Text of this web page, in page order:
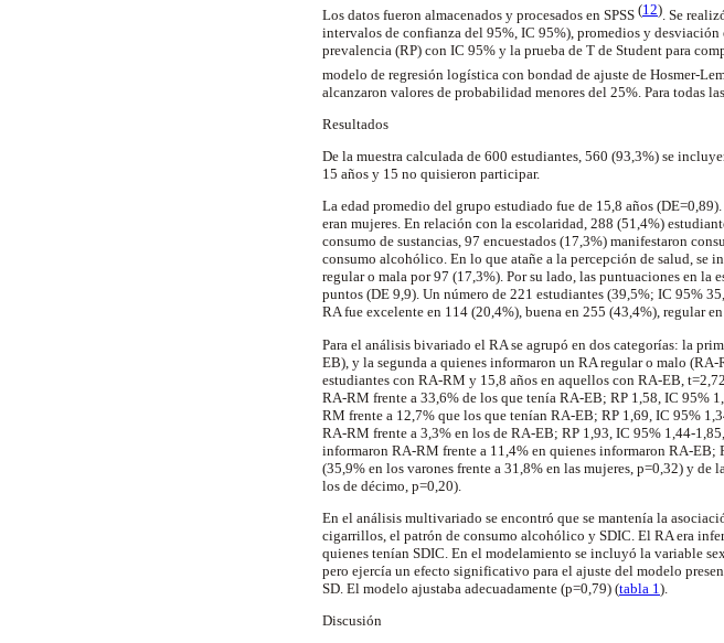
Los datos fueron almacenados y procesados en SPSS (12). Se
intervalos de confianza del 95%, IC 95%), promedios y
prevalencia (RP) con IC 95% y la prueba de T de Student para
modelo de regresión logística con bondad de ajuste de Hosmer-
alcanzaron valores de probabilidad menores del 25%. Para todas
Resultados
De la muestra calculada de 600 estudiantes, 560 (93,3%) se
15 años y 15 no quisieron participar.
La edad promedio del grupo estudiado fue de 15,8 años
eran mujeres. En relación con la escolaridad, 288 (51,4%)
consumo de sustancias, 97 encuestados (17,3%) manifestaron
consumo alcohólico. En lo que atañe a la percepción de salud, se
regular o mala por 97 (17,3%). Por su lado, las puntuaciones en
puntos (DE 9,9). Un número de 221 estudiantes (39,5%; IC 95%
RA fue excelente en 114 (20,4%), buena en 255 (43,4%), regular
Para el análisis bivariado el RA se agrupó en dos categorías: la
EB), y la segunda a quienes informaron un RA regular o malo
estudiantes con RA-RM y 15,8 años en aquellos con RA-EB,
RA-RM frente a 33,6% de los que tenía RA-EB; RP 1,58, IC 95%
RM frente a 12,7% que los que tenían RA-EB; RP 1,69, IC 95%
RA-RM frente a 3,3% en los de RA-EB; RP 1,93, IC 95% 1,44-
informaron RA-RM frente a 11,4% en quienes informaron RA-
(35,9% en los varones frente a 31,8% en las mujeres, p=0,32) y
los de décimo, p=0,20).
En el análisis multivariado se encontró que se mantenía la
cigarrillos, el patrón de consumo alcohólico y SDIC. El RA era
quienes tenían SDIC. En el modelamiento se incluyó la variable
pero ejercía un efecto significativo para el ajuste del modelo
SD. El modelo ajustaba adecuadamente (p=0,79) (tabla 1 ).
Discusión